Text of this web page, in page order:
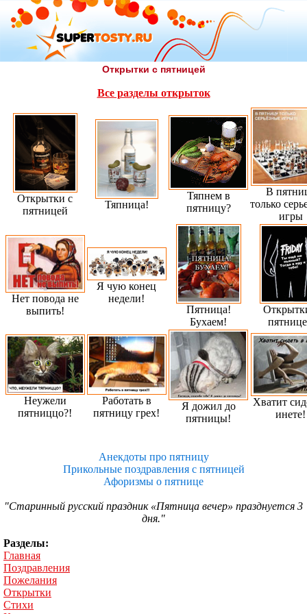
Открытки с пятницей
Все разделы открыток
Открытки с
пятницей
Тяпница!
Тяпнем в
пятницу?
В
только
игры
Нет повода не
выпить!
Я чую конец
недели!
Пятница!
Бухаем!
Неужели
пятниццо?!
Работать в
пятницу грех!
Я дожил до
пятницы!
Хватит
инете!
Анекдоты про пятницу
Прикольные поздравления с пятницей
Афоризмы о пятнице
"Старинный русский праздник «Пятница вечер» празднуется 3
дня."
Разделы:
Главная
Поздравления
Пожелания
Открытки
Стихи